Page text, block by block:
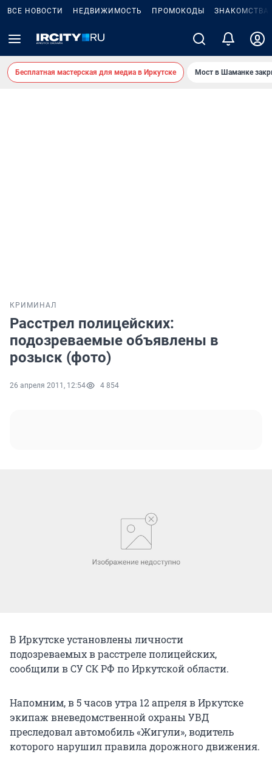
ВСЕ НОВОСТИ НЕДВИЖИМОСТЬ ПРОМОКОДЫ ЗНАКОМСТВА
Бесплатная мастерская для медиа в Иркутске Мост в Шаманке
КРИМИНАЛ
Расстрел полицейских:
подозреваемые объявлены в
розыск (фото)
26 апреля 2011, 12:54 4 854
В Иркутске установлены личности
подозреваемых в расстреле полицейских,
сообщили в СУ СК РФ по Иркутской области.
Напомним, в 5 часов утра 12 апреля в Иркутске
экипаж вневедомственной охраны УВД
преследовал автомобиль «Жигули», водитель
которого нарушил правила дорожного движения.